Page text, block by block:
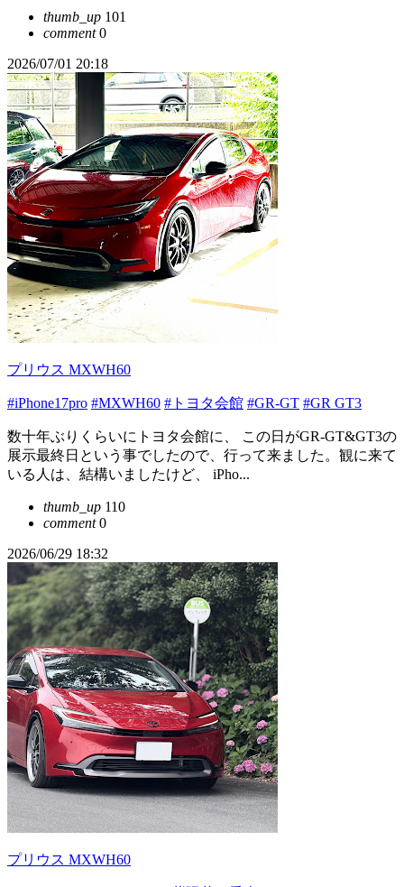
thumb_up 101
comment0
2026/07/01 20:18
プリウス MXWH60
#iPhone17pro #MXWH60 #トヨタ会館 #GR-GT #GR GT3
数十年ぶりくらいにトヨタ会館に、 この日がGR-GT&GT3の
展示最終日という事でしたので、行って来ました。観に来て
いる人は、結構いましたけど、 iPho...
thumb_up 110
comment0
2026/06/29 18:32
プリウス MXWH60